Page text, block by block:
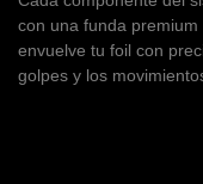
con una funda
envuelve tu foil con
golpes y los